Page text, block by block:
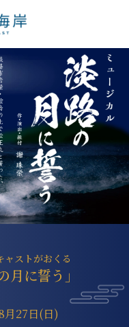
ストがおくる
月に誓う」
月27日(日)